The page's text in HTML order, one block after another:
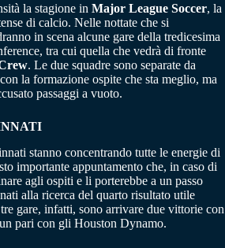
la stagione in Major League Soccer, la
di calcio. Nelle nottate che si
in scena alcune gare della tredicesima
tra cui quella che vedrà di fronte
. Le due squadre sono separate da
la formazione ospite che sta meglio, ma
passaggi a vuoto.
stanno concentrando tutte le energie di
importante appuntamento che, in caso di
agli ospiti e li porterebbe a un passo
alla ricerca del quarto risultato utile
gare, infatti, sono arrivare due vittorie con
pari con gli Houston Dynamo.